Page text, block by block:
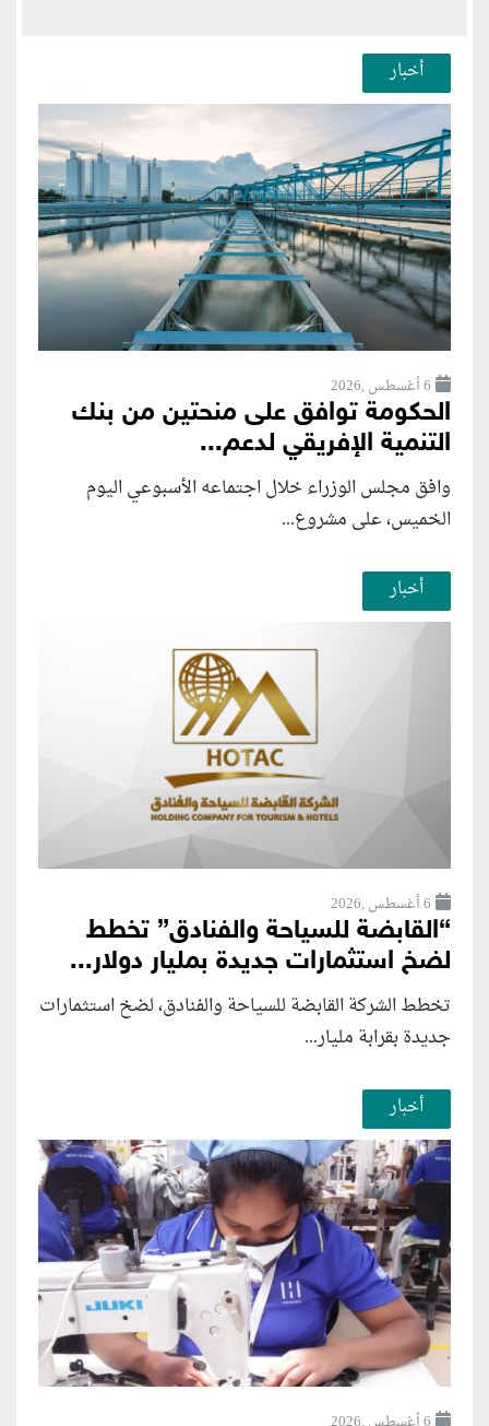
أخبار
6 أغسطس ,2026
الحكومة توافق على منحتين من بنك
التنمية الإفريقي لدعم...
وافق مجلس الوزراء خلال اجتماعه الأسبوعي اليوم
الخميس، على مشروع...
أخبار
6 أغسطس ,2026
“القابضة للسياحة والفنادق” تخطط
لضخ استثمارات جديدة بمليار دولار...
تخطط الشركة القابضة للسياحة والفنادق، لضخ استثمارات
جديدة بقرابة مليار...
أخبار